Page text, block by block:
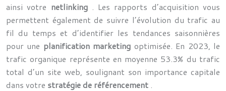
ainsi votre netlinking . Les rapports d’acquisition vous
permettent également de suivre l’évolution du trafic au
fil du temps et d’identifier les tendances saisonnières
pour une planification marketing optimisée. En 2023, le
trafic organique représente en moyenne 53.3% du trafic
total d’un site web, soulignant son importance capitale
dans votre stratégie de référencement .